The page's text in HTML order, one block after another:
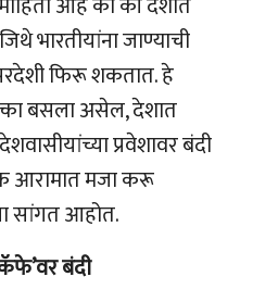
भारतीयांना जाण्याची
फिरू शकतात. हे
बसला असेल, देशात
प्रवेशावर बंदी
आरामात मजा करू
सांगत आहोत.
बंदी